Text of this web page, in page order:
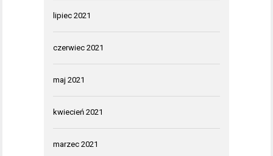
lipiec 2021
czerwiec 2021
maj 2021
kwiecień 2021
marzec 2021